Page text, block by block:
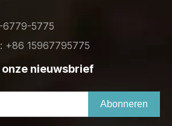
6779-5775
+86 15967795775
nieuwsbrief
Abonneren